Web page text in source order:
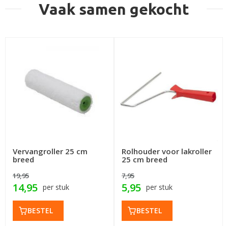
Vaak samen gekocht
Vervangroller 25 cm
breed
19,95
14,95 per stuk
BESTEL
Rolhouder voor lakroller
25 cm breed
7,95
5,95 per stuk
BESTEL